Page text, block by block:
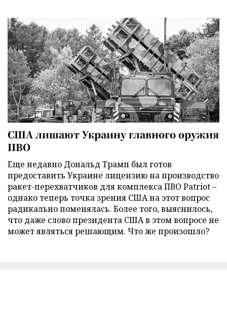
США лишают Украину главного оружия
ПВО
Еще недавно Дональд Трамп был готов
предоставить Украине лицензию на производство
ракет-перехватчиков для комплекса ПВО Patriot –
однако теперь точка зрения США на этот вопрос
радикально поменялась. Более того, выяснилось,
что даже слово президента США в этом вопросе не
может являться решающим. Что же произошло?